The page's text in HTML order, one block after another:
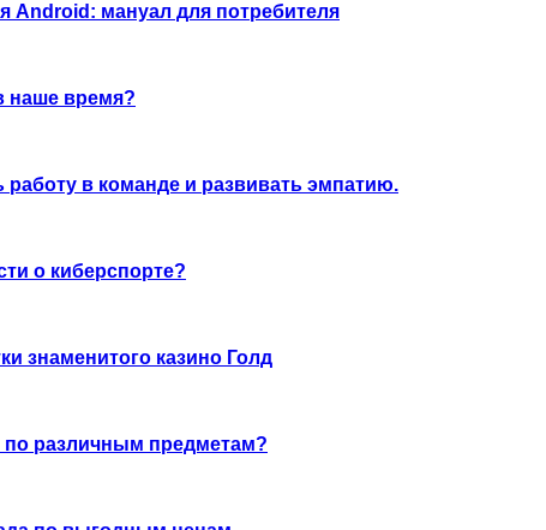
мануал для потребителя
наше время?
в команде и развивать эмпатию.
о киберспорте?
знаменитого казино Голд
по различным предметам?